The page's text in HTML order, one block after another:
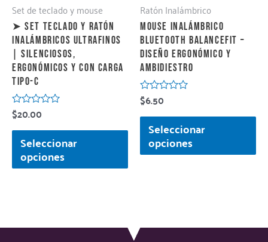
Set de teclado y mouse
➤ Set Teclado y Ratón
Inalámbricos Ultrafinos
| Silenciosos,
Ergonómicos y con Carga
Tipo-C
Valorado
con
0
de
$20.00
Seleccionar
opciones
Ratón Inalámbrico
Mouse Inalámbrico
Bluetooth BalanceFit –
Diseño Ergonómico y
Ambidiestro
Valorado
con
0
de
$6.50
Seleccionar
opciones